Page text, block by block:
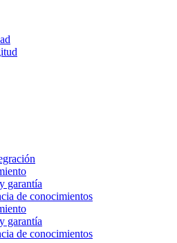
garantía
de conocimientos
garantía
de conocimientos